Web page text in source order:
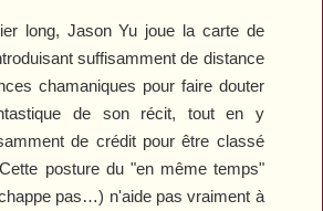
long, Jason Yu joue la carte de
suffisamment de distance
chamaniques pour faire douter
de son récit, tout en y
de crédit pour être classé
posture du "en même temps"
pas…) n'aide pas vraiment à